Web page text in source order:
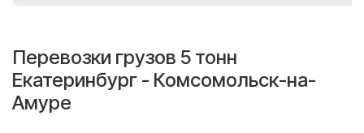
Перевозки грузов 5 тонн
Екатеринбург - Комсомольск-на-
Амуре